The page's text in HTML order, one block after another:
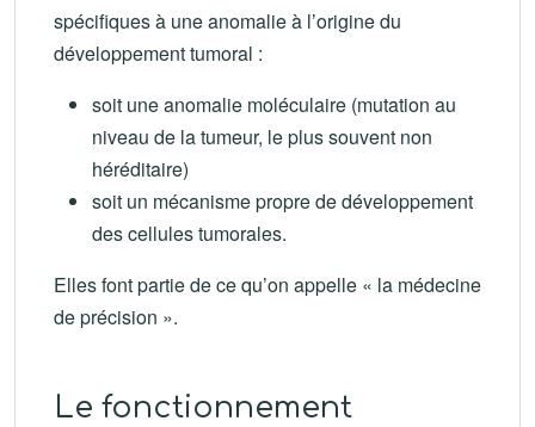
spécifiques à une anomalie à l’origine du
développement tumoral :
soit une anomalie moléculaire (mutation au
niveau de la tumeur, le plus souvent non
héréditaire)
soit un mécanisme propre de développement
des cellules tumorales.
Elles font partie de ce qu’on appelle « la médecine
de précision ».
Le fonctionnement